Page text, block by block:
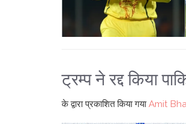
ट्रम्प ने रद्द किया
के द्वारा प्रकाशित किया गयाAmit